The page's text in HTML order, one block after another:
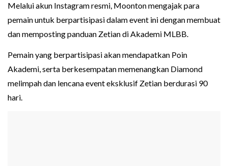
Melalui akun Instagram resmi, Moonton mengajak para
pemain untuk berpartisipasi dalam event ini dengan membuat
dan memposting panduan Zetian di Akademi MLBB.
Pemain yang berpartisipasi akan mendapatkan Poin
Akademi, serta berkesempatan memenangkan Diamond
melimpah dan lencana event eksklusif Zetian berdurasi 90
hari.